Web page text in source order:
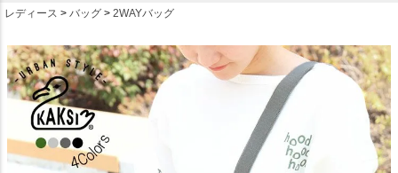
レディース バッグ 2WAYバッグ